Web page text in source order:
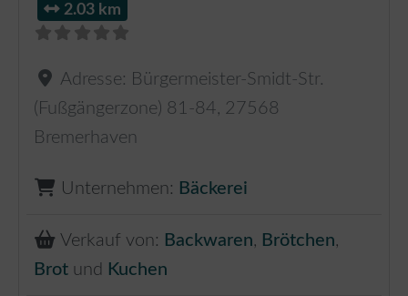
2.03 km
Adresse: Bürgermeister-Smidt-Str.
(Fußgängerzone) 81-84, 27568
Bremerhaven
Unternehmen: Bäckerei
Verkauf von: Backwaren, Brötchen,
Brot und Kuchen